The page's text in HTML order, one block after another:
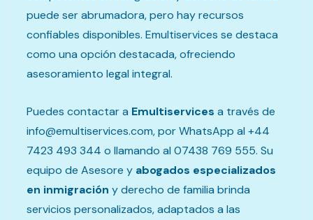
puede ser abrumadora, pero hay recursos
confiables disponibles. Emultiservices se destaca
como una opción destacada, ofreciendo
asesoramiento legal integral.
Puedes contactar a Emultiservices a través de
info@emultiservices.com, por WhatsApp al +44
7423 493 344 o llamando al 07438 769 555. Su
equipo de Asesore y abogados especializados
en inmigración y derecho de familia brinda
servicios personalizados, adaptados a las